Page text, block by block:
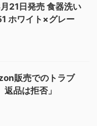
21日発売 食器洗い
ホワイト×グレー
販売でのトラブ
品は拒否」